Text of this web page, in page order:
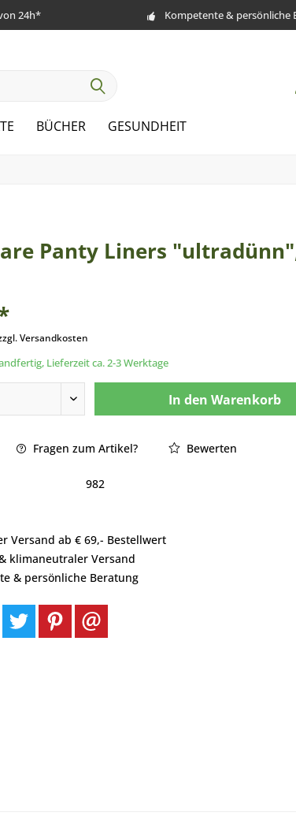
24h* Kompetente & persönliche
BÜCHER GESUNDHEIT
Panty Liners
Versandkosten
Lieferzeit ca. 2-3 Werktage
In den Warenkorb
Fragen zum Artikel? Bewerten
982
Versand ab € 69,- Bestellwert
klimaneutraler Versand
& persönliche Beratung